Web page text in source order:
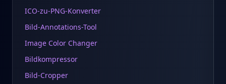
ICO-zu-PNG-Konverter
Bild-Annotations-Tool
Image Color Changer
Bildkompressor
Bild-Cropper